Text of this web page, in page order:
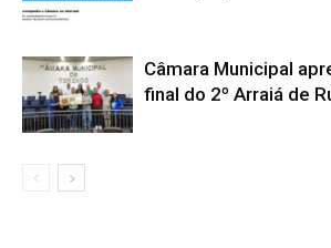
Câmara Municipal
final do 2º Arraiá de